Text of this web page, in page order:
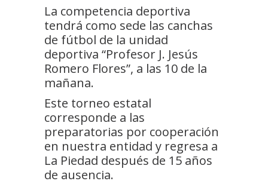
La competencia deportiva
tendrá como sede las canchas
de fútbol de la unidad
deportiva “Profesor J. Jesús
Romero Flores”, a las 10 de la
mañana.
Este torneo estatal
corresponde a las
preparatorias por cooperación
en nuestra entidad y regresa a
La Piedad después de 15 años
de ausencia.